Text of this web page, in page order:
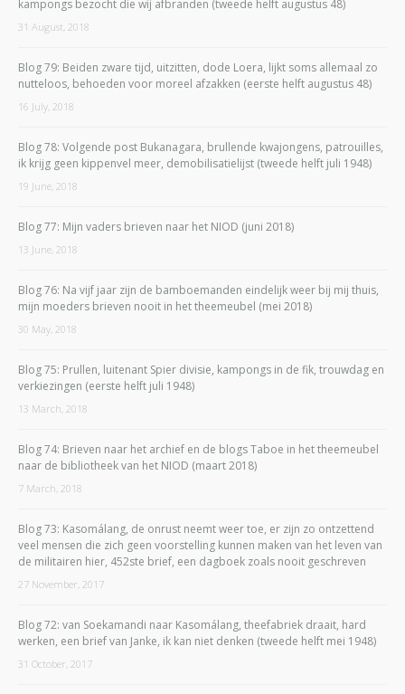
kampongs bezocht die wij afbranden (tweede helft augustus 48)
31 August, 2018
Blog 79: Beiden zware tijd, uitzitten, dode Loera, lijkt soms allemaal zo
nutteloos, behoeden voor moreel afzakken (eerste helft augustus 48)
16 July, 2018
Blog 78: Volgende post Bukanagara, brullende kwajongens, patrouilles,
ik krijg geen kippenvel meer, demobilisatielijst (tweede helft juli 1948)
19 June, 2018
Blog 77: Mijn vaders brieven naar het NIOD (juni 2018)
13 June, 2018
Blog 76: Na vijf jaar zijn de bamboemanden eindelijk weer bij mij thuis,
mijn moeders brieven nooit in het theemeubel (mei 2018)
30 May, 2018
Blog 75: Prullen, luitenant Spier divisie, kampongs in de fik, trouwdag en
verkiezingen (eerste helft juli 1948)
13 March, 2018
Blog 74: Brieven naar het archief en de blogs Taboe in het theemeubel
naar de bibliotheek van het NIOD (maart 2018)
7 March, 2018
Blog 73: Kasomálang, de onrust neemt weer toe, er zijn zo ontzettend
veel mensen die zich geen voorstelling kunnen maken van het leven van
de militairen hier, 452ste brief, een dagboek zoals nooit geschreven
27 November, 2017
Blog 72: van Soekamandi naar Kasomálang, theefabriek draait, hard
werken, een brief van Janke, ik kan niet denken (tweede helft mei 1948)
31 October, 2017